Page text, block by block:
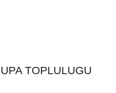
TOPLULUGU